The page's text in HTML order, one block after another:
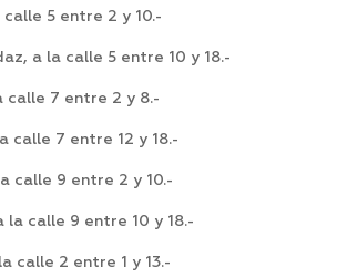
5 entre 2 y 10.-
a la calle 5 entre 10 y 18.-
calle 7 entre 2 y 8.-
calle 7 entre 12 y 18.-
calle 9 entre 2 y 10.-
la calle 9 entre 10 y 18.-
calle 2 entre 1 y 13.-